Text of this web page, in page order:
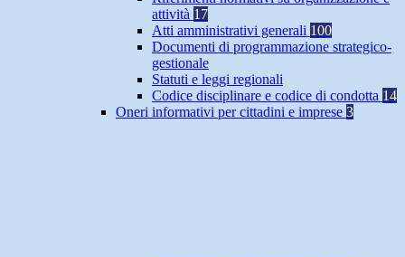
attività 17
Atti amministrativi generali 100
Documenti di programmazione strategico-
gestionale
Statuti e leggi regionali
Codice disciplinare e codice di condotta 14
Oneri informativi per cittadini e imprese 3